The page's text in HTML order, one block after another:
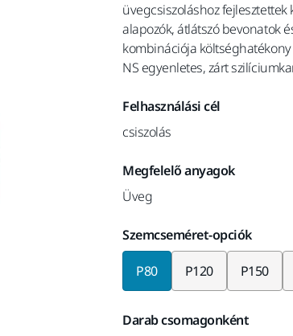
üvegcsiszoláshoz
alapozók, átlátszó bevonatok
kombinációja
NS egyenletes, zárt
Felhasználási cél
csiszolás
Megfelelő anyagok
Üveg
Szemcseméret-opciók
P80 P120 P150
Darab csomagonként